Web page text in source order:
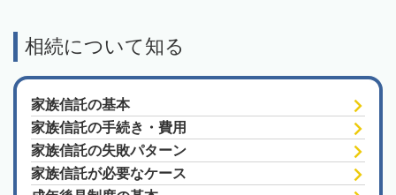
相続について知る
家族信託の基本
家族信託の手続き・費用
家族信託の失敗パターン
家族信託が必要なケース